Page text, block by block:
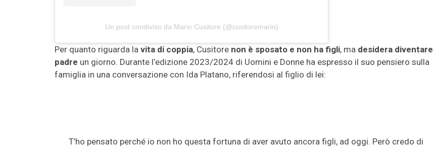
Un post condiviso da Mario Cusitore (@cusitoremario)
Per quanto riguarda la vita di coppia, Cusitore non è sposato e non ha figli, ma desidera diventare
padre un giorno. Durante l’edizione 2023/2024 di Uomini e Donne ha espresso il suo pensiero sulla
famiglia in una conversazione con Ida Platano, riferendosi al figlio di lei:
T’ho pensato perché io non ho questa fortuna di aver avuto ancora figli, ad oggi. Però credo di